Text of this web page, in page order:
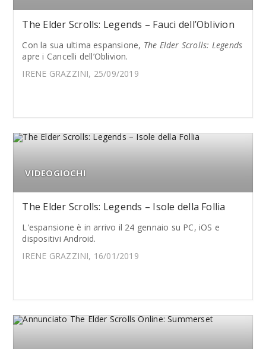
The Elder Scrolls: Legends – Fauci dell’Oblivion
Con la sua ultima espansione, The Elder Scrolls: Legends
apre i Cancelli dell’Oblivion.
IRENE GRAZZINI, 25/09/2019
VIDEOGIOCHI
The Elder Scrolls: Legends – Isole della Follia
L'espansione è in arrivo il 24 gennaio su PC, iOS e
dispositivi Android.
IRENE GRAZZINI, 16/01/2019